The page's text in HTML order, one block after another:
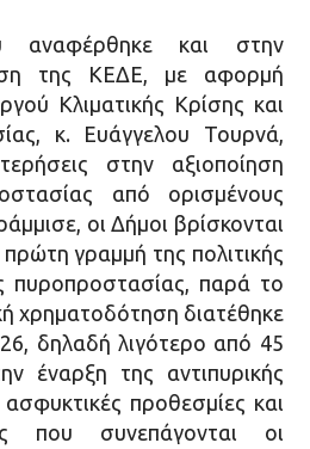
αναφέρθηκε και στην
της ΚΕΔΕ, με αφορμή
Κλιματικής Κρίσης και
κ. Ευάγγελου Τουρνά,
στην αξιοποίηση
από ορισμένους
οι Δήμοι βρίσκονται
γραμμή της πολιτικής
πυροπροστασίας, παρά το
χρηματοδότηση διατέθηκε
δηλαδή λιγότερο από 45
έναρξη της αντιπυρικής
προθεσμίες και
που συνεπάγονται οι